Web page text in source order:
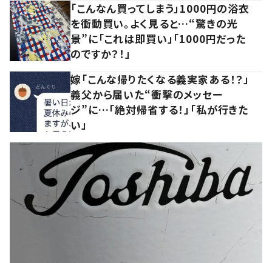
「こんなん買ってしまう」1000円の浴衣
を衝動買い。よく見ると…“驚きの光
景”に「これは即買い」「1000円だった
のですか？！」
嫁「こんな帰りたくなる義実家ある！？」
義父から届いた“衝撃のメッセー
ジ”に…「絶対帰省する！」「私が行きた
い」